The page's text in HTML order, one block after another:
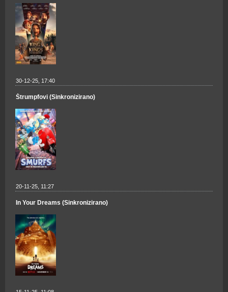
30-12-25, 17:40
Štrumpfovi (Sinkronizirano)
20-11-25, 11:27
In Your Dreams (Sinkronizirano)